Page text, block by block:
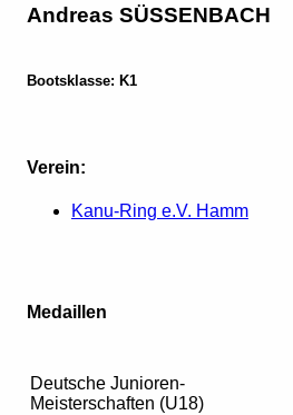
Andreas SÜSSENBACH
Bootsklasse: K1
Verein:
Kanu-Ring e.V. Hamm
Medaillen
Deutsche Junioren-
Meisterschaften (U18)